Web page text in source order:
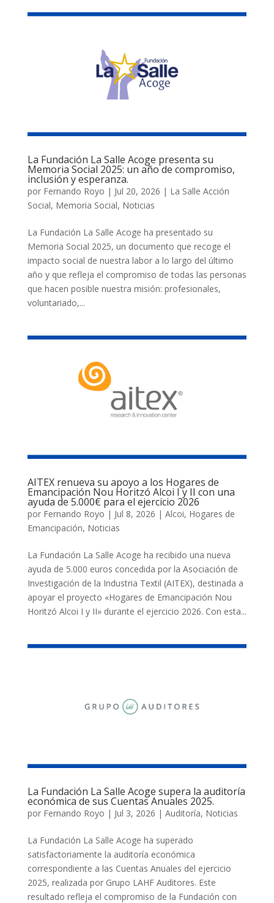
La Fundación La Salle Acoge presenta su
Memoria Social 2025: un año de compromiso,
inclusión y esperanza.
por Fernando Royo | Jul 20, 2026 | La Salle Acción
Social, Memoria Social, Noticias
La Fundación La Salle Acoge ha presentado su
Memoria Social 2025, un documento que recoge el
impacto social de nuestra labor a lo largo del último
año y que refleja el compromiso de todas las personas
que hacen posible nuestra misión: profesionales,
voluntariado,...
AITEX renueva su apoyo a los Hogares de
Emancipación Nou Horitzó Alcoi I y II con una
ayuda de 5.000€ para el ejercicio 2026
por Fernando Royo | Jul 8, 2026 | Alcoi, Hogares de
Emancipación, Noticias
La Fundación La Salle Acoge ha recibido una nueva
ayuda de 5.000 euros concedida por la Asociación de
Investigación de la Industria Textil (AITEX), destinada a
apoyar el proyecto «Hogares de Emancipación Nou
Horitzó Alcoi I y II» durante el ejercicio 2026. Con esta...
La Fundación La Salle Acoge supera la auditoría
económica de sus Cuentas Anuales 2025.
por Fernando Royo | Jul 3, 2026 | Auditoría, Noticias
La Fundación La Salle Acoge ha superado
satisfactoriamente la auditoría económica
correspondiente a las Cuentas Anuales del ejercicio
2025, realizada por Grupo LAHF Auditores. Este
resultado refleja el compromiso de la Fundación con